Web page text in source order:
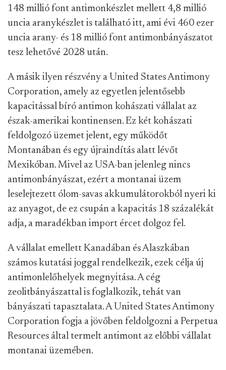
148 millió font antimonkészlet mellett 4,8 millió
uncia aranykészlet is található itt, ami évi 460 ezer
uncia arany- és 18 millió font antimonbányászatot
tesz lehetővé 2028 után.
A másik ilyen részvény a United States Antimony
Corporation, amely az egyetlen jelentősebb
kapacitással bíró antimon kohászati vállalat az
észak-amerikai kontinensen. Ez két kohászati
feldolgozó üzemet jelent, egy működőt
Montanában és egy újraindítás alatt lévőt
Mexikóban. Mivel az USA-ban jelenleg nincs
antimonbányászat, ezért a montanai üzem
leselejtezett ólom-savas akkumulátorokból nyeri ki
az anyagot, de ez csupán a kapacitás 18 százalékát
adja, a maradékban import ércet dolgoz fel.
A vállalat emellett Kanadában és Alaszkában
számos kutatási joggal rendelkezik, ezek célja új
antimonlelőhelyek megnyitása. A cég
zeolitbányászattal is foglalkozik, tehát van
bányászati tapasztalata. A United States Antimony
Corporation fogja a jövőben feldolgozni a Perpetua
Resources által termelt antimont az előbbi vállalat
montanai üzemében.